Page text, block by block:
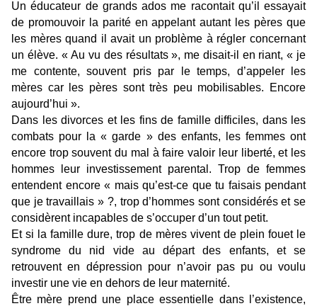
Un éducateur de grands ados me racontait qu’il essayait
de promouvoir la parité en appelant autant les pères que
les mères quand il avait un problème à régler concernant
un élève. « Au vu des résultats », me disait-il en riant, « je
me contente, souvent pris par le temps, d’appeler les
mères car les pères sont très peu mobilisables. Encore
aujourd’hui ».
Dans les divorces et les fins de famille difficiles, dans les
combats pour la « garde » des enfants, les femmes ont
encore trop souvent du mal à faire valoir leur liberté, et les
hommes leur investissement parental. Trop de femmes
entendent encore « mais qu’est-ce que tu faisais pendant
que je travaillais » ?, trop d’hommes sont considérés et se
considèrent incapables de s’occuper d’un tout petit.
Et si la famille dure, trop de mères vivent de plein fouet le
syndrome du nid vide au départ des enfants, et se
retrouvent en dépression pour n’avoir pas pu ou voulu
investir une vie en dehors de leur maternité.
Être mère prend une place essentielle dans l’existence,